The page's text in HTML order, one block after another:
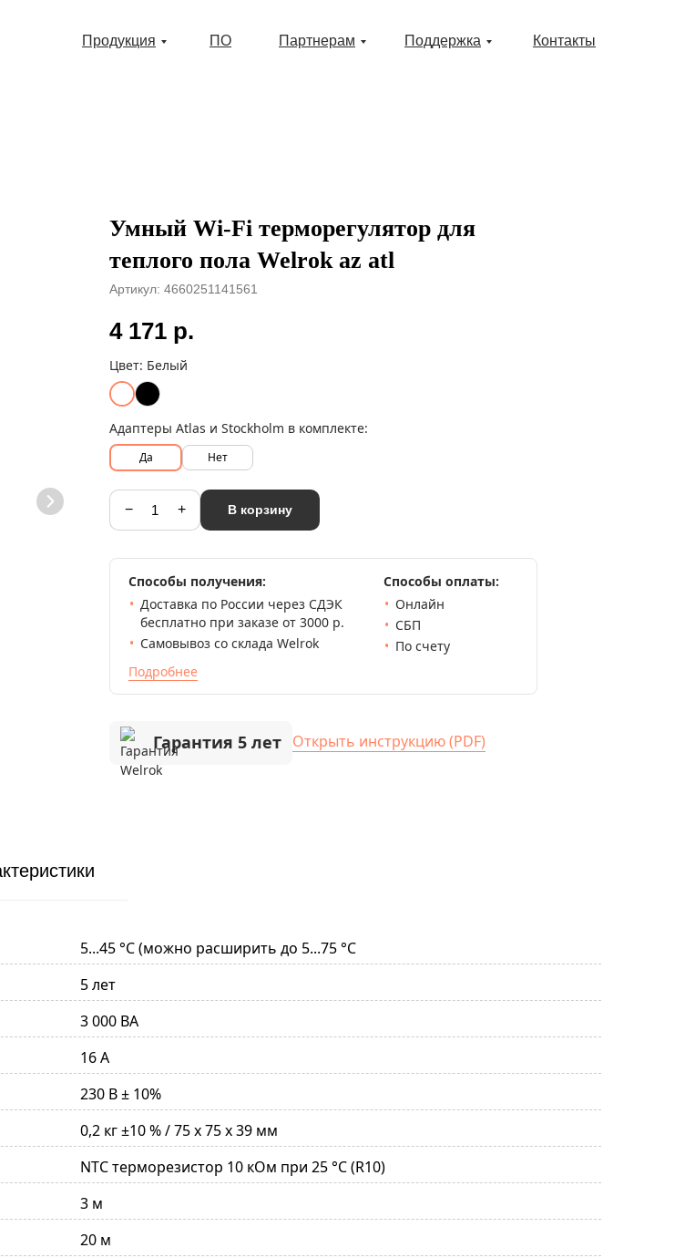
Продукция ПО Партнерам Контакты
Поддержка
Умный Wi-Fi терморегулятор для
теплого пола Welrok az atl
Артикул: 4660251141561
4 171 р.
Цвет: Белый
Адаптеры Atlas и Stockholm в комплекте:
Да Нет
− + В корзину
Способы получения:
Доставка по России через СДЭК
бесплатно при заказе от 3000 р.
Самовывоз со склада Welrok
Способы оплаты:
Онлайн
СБП
По счету
Подробнее
Гарантия 5 лет Открыть инструкцию (PDF)
5...45 °С (можно расширить до 5...75 °С
5 лет
3 000 ВА
16 А
230 В ± 10%
0,2 кг ±10 % / 75 х 75 х 39 мм
NTC терморезистор 10 кОм при 25 °С (R10)
3 м
20 м